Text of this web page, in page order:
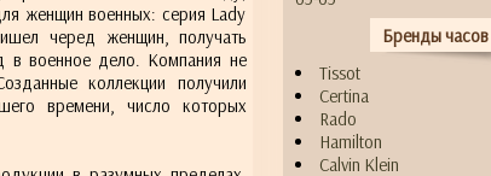
женщин военных: серия Lady
черед женщин, получать
в военное дело. Компания не
коллекции получили
времени, число которых
Бренды часов
Tissot
Certina
Rado
Hamilton
Calvin Klein